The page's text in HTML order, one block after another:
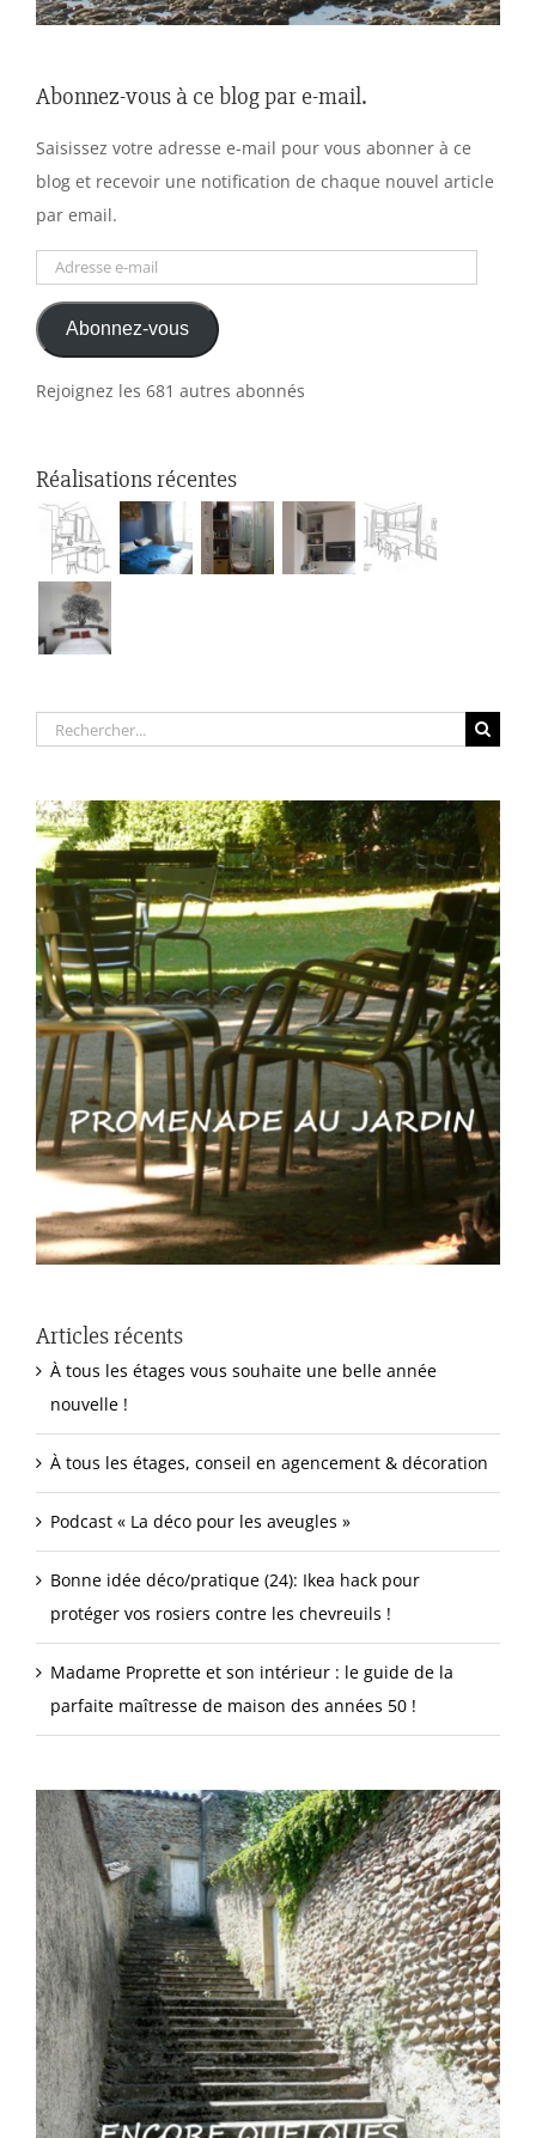
Abonnez-vous à ce blog par e-mail.
Saisissez votre adresse e-mail pour vous abonner à ce
blog et recevoir une notification de chaque nouvel article
par email.
Adresse
mailAbonnez-vous
Rejoignez les 681 autres abonnés
Réalisations récentes
Rechercher:
Articles récents
À tous les étages vous souhaite une belle année
nouvelle !
À tous les étages, conseil en agencement & décoration
Podcast « La déco pour les aveugles »
Bonne idée déco/pratique (24): Ikea hack pour
protéger vos rosiers contre les chevreuils !
Madame Proprette et son intérieur : le guide de la
parfaite maîtresse de maison des années 50 !